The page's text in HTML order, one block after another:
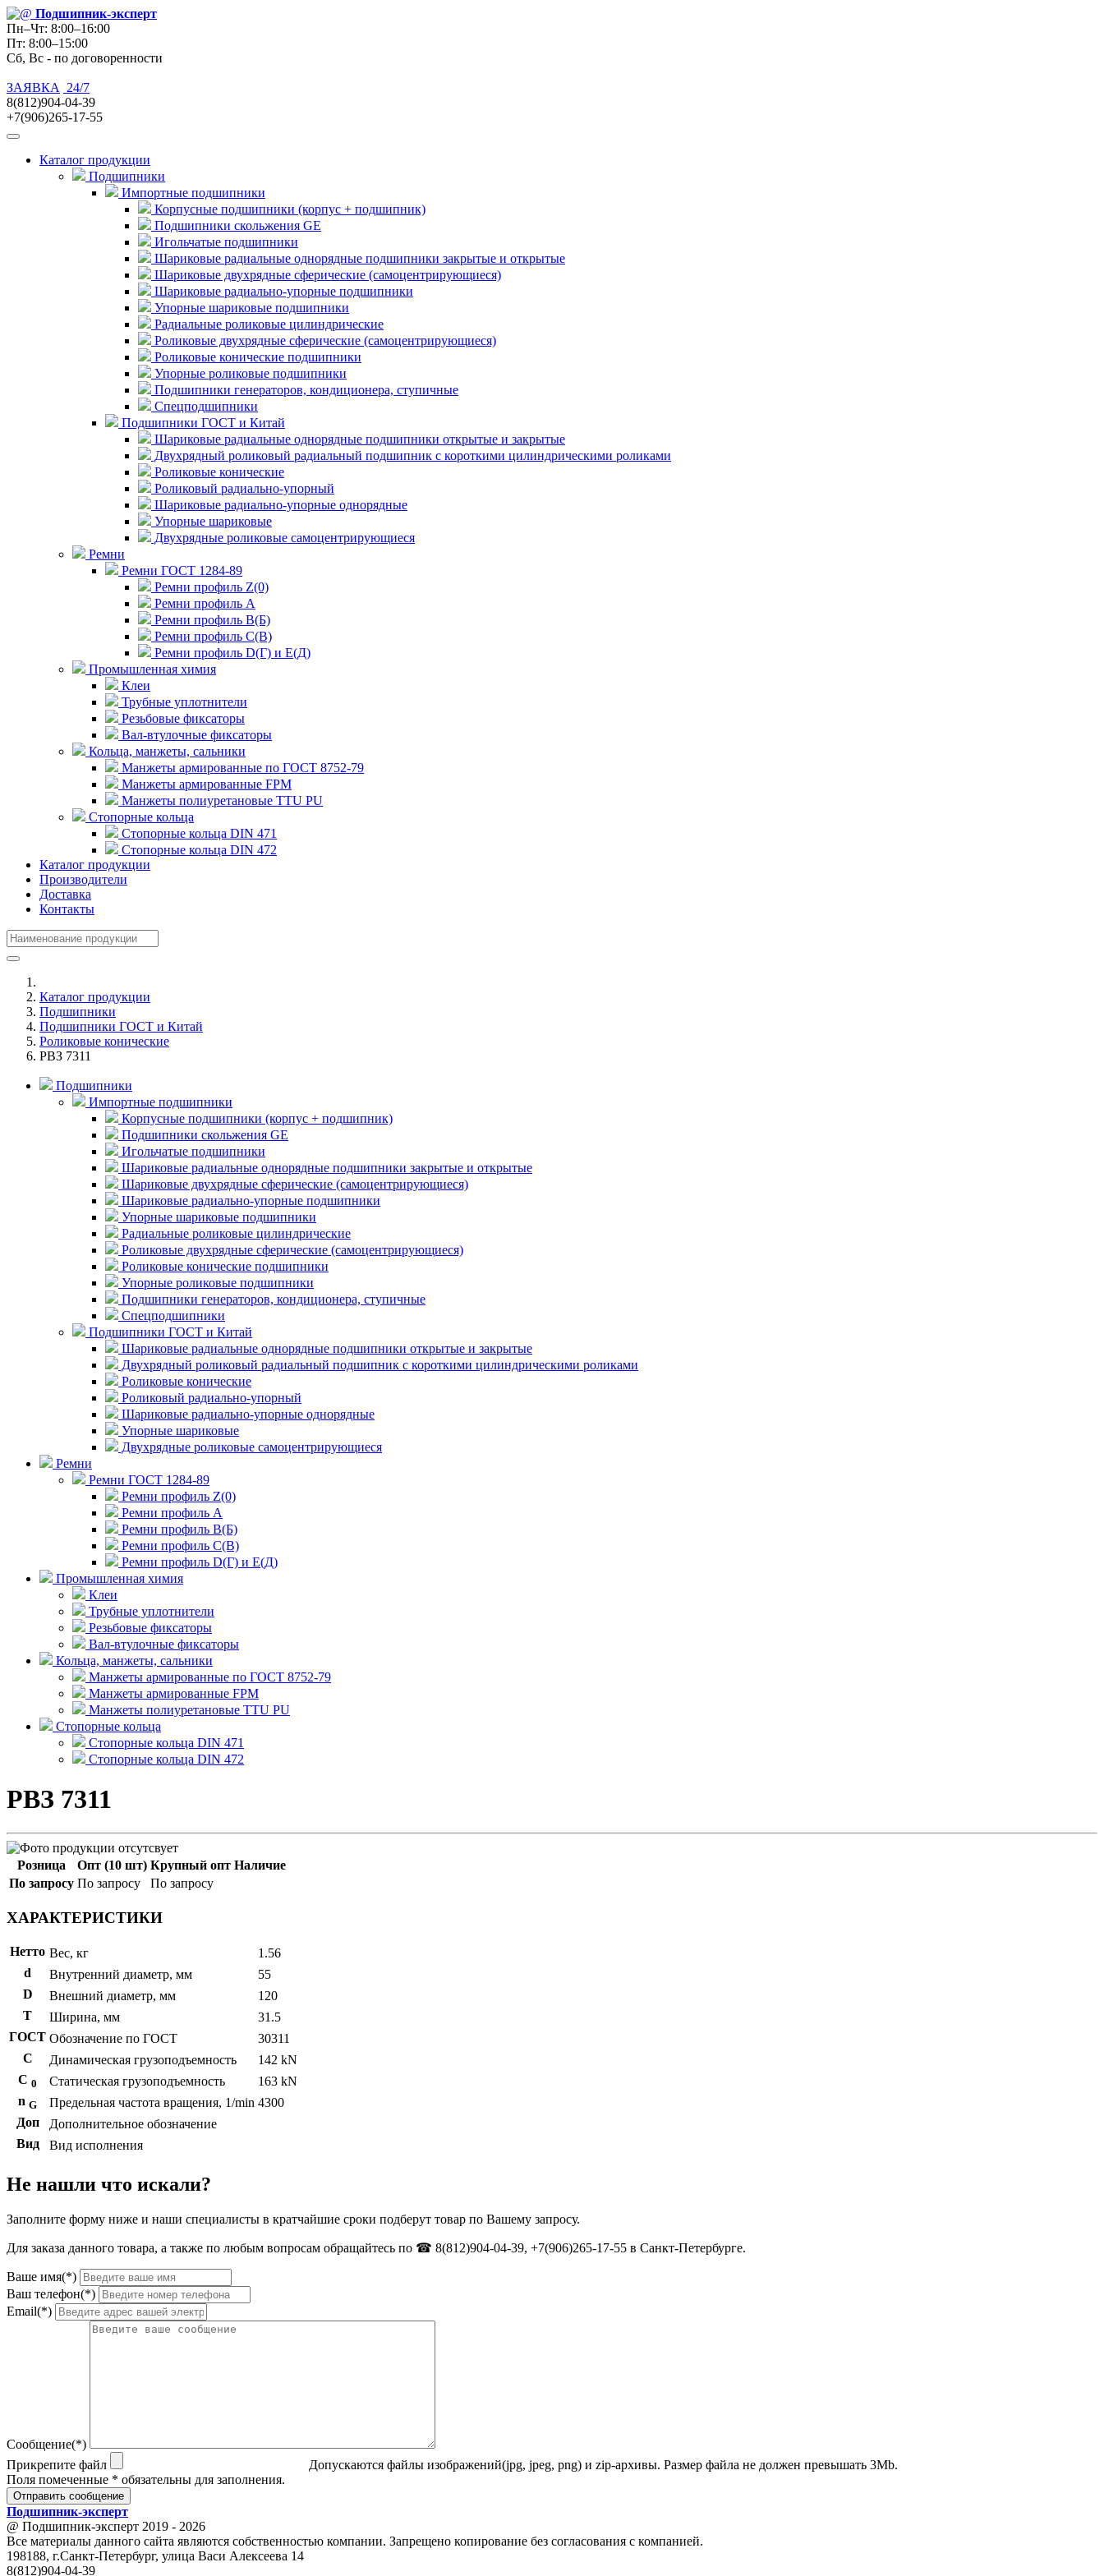
Подшипник-эксперт
Пн–Чт: 8:00–16:00
Пт: 8:00–15:00
Сб, Вс - по договоренности
ЗАЯВКА
24/7
8(812)904-04-39
+7(906)265-17-55
Каталог продукции
Подшипники
Импортные подшипники
Корпусные подшипники (корпус + подшипник)
Подшипники скольжения GE
Игольчатые подшипники
Шариковые радиальные однорядные подшипники закрытые и открытые
Шариковые двухрядные сферические (самоцентрирующиеся)
Шариковые радиально-упорные подшипники
Упорные шариковые подшипники
Радиальные роликовые цилиндрические
Роликовые двухрядные сферические (самоцентрирующиеся)
Роликовые конические подшипники
Упорные роликовые подшипники
Подшипники генераторов, кондиционера, ступичные
Спецподшипники
Подшипники ГОСТ и Китай
Шариковые радиальные однорядные подшипники открытые и закрытые
Двухрядный роликовый радиальный подшипник с короткими цилиндрическими роликами
Роликовые конические
Роликовый радиально-упорный
Шариковые радиально-упорные однорядные
Упорные шариковые
Двухрядные роликовые самоцентрирующиеся
Ремни
Ремни ГОСТ 1284-89
Ремни профиль Z(0)
Ремни профиль А
Ремни профиль В(Б)
Ремни профиль С(В)
Ремни профиль D(Г) и E(Д)
Промышленная химия
Клеи
Трубные уплотнители
Резьбовые фиксаторы
Вал-втулочные фиксаторы
Кольца, манжеты, сальники
Манжеты армированные по ГОСТ 8752-79
Манжеты армированные FPM
Манжеты полиуретановые TTU PU
Стопорные кольца
Стопорные кольца DIN 471
Стопорные кольца DIN 472
Каталог продукции
Производители
Доставка
Контакты
Каталог продукции
Подшипники
Подшипники ГОСТ и Китай
Роликовые конические
РВЗ 7311
Подшипники
Импортные подшипники
Корпусные подшипники (корпус + подшипник)
Подшипники скольжения GE
Игольчатые подшипники
Шариковые радиальные однорядные подшипники закрытые и открытые
Шариковые двухрядные сферические (самоцентрирующиеся)
Шариковые радиально-упорные подшипники
Упорные шариковые подшипники
Радиальные роликовые цилиндрические
Роликовые двухрядные сферические (самоцентрирующиеся)
Роликовые конические подшипники
Упорные роликовые подшипники
Подшипники генераторов, кондиционера, ступичные
Спецподшипники
Подшипники ГОСТ и Китай
Шариковые радиальные однорядные подшипники открытые и закрытые
Двухрядный роликовый радиальный подшипник с короткими цилиндрическими роликами
Роликовые конические
Роликовый радиально-упорный
Шариковые радиально-упорные однорядные
Упорные шариковые
Двухрядные роликовые самоцентрирующиеся
Ремни
Ремни ГОСТ 1284-89
Ремни профиль Z(0)
Ремни профиль А
Ремни профиль В(Б)
Ремни профиль С(В)
Ремни профиль D(Г) и E(Д)
Промышленная химия
Клеи
Трубные уплотнители
Резьбовые фиксаторы
Вал-втулочные фиксаторы
Кольца, манжеты, сальники
Манжеты армированные по ГОСТ 8752-79
Манжеты армированные FPM
Манжеты полиуретановые TTU PU
Стопорные кольца
Стопорные кольца DIN 471
Стопорные кольца DIN 472
РВЗ 7311
Розница Опт (10 шт) Крупный опт Наличие
По запросу По запросу По запросу
ХАРАКТЕРИСТИКИ
Нетто Вес, кг
1.56
d
Внутренний диаметр, мм
55
D
Внешний диаметр, мм
120
T
Ширина, мм
31.5
ГОСТ Обозначение по ГОСТ
30311
C
Динамическая грузоподъемность
142 kN
С 0 Статическая грузоподъемность
163 kN
n G Предельная частота вращения, 1/min 4300
Доп
Дополнительное обозначение
Вид
Вид исполнения
Не нашли что искали?
Заполните форму ниже и наши специалисты в кратчайшие сроки подберут товар по Вашему запросу.
Для заказа данного товара, а также по любым вопросам обращайтесь по ☎ 8(812)904-04-39, +7(906)265-17-55 в Санкт-Петербурге.
Ваше имя(*)
Ваш телефон(*)
Email(*)
Сообщение(*)
Прикрепите файл
Допускаются файлы изображений(jpg, jpeg, png) и zip-архивы. Размер файла не должен превышать 3Mb.
Поля помеченные * обязательны для заполнения.
Отправить сообщение
Подшипник-эксперт
@ Подшипник-эксперт 2019 - 2026
Все материалы данного сайта являются собственностью компании. Запрещено копирование без согласования с компанией.
198188, г.Санкт-Петербург, улица Васи Алексеева 14
8(812)904-04-39